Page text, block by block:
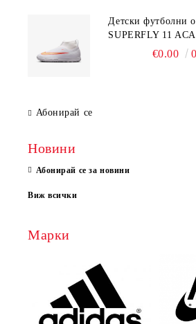
Детски футболни
SUPERFLY 11
€0.00
Абонирай се
Новини
Абонирай се за новини
Виж всички
Марки